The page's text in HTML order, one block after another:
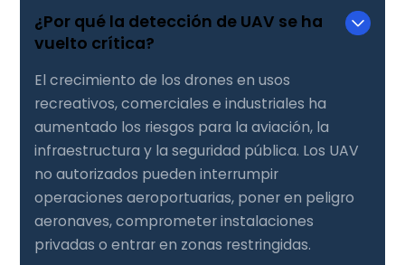
¿Por qué la detección de UAV se ha
vuelto crítica?
El crecimiento de los drones en usos
recreativos, comerciales e industriales ha
aumentado los riesgos para la aviación, la
infraestructura y la seguridad pública. Los UAV
no autorizados pueden interrumpir
operaciones aeroportuarias, poner en peligro
aeronaves, comprometer instalaciones
privadas o entrar en zonas restringidas.